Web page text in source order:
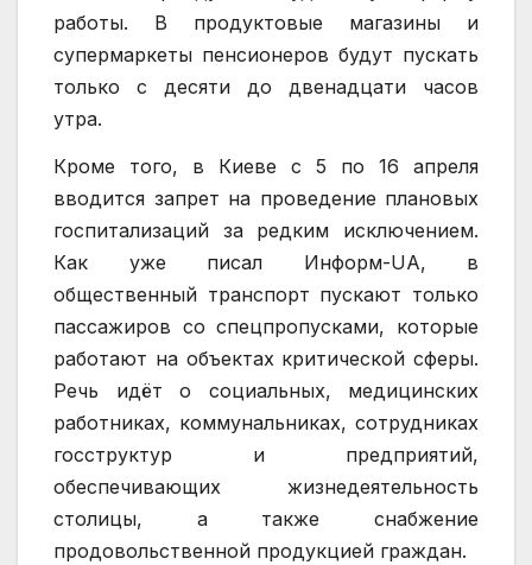
работы. В продуктовые магазины и
супермаркеты пенсионеров будут пускать
только с десяти до двенадцати часов
утра.
Кроме того, в Киеве с 5 по 16 апреля
вводится запрет на проведение плановых
госпитализаций за редким исключением.
Как уже писал Информ-UA, в
общественный транспорт пускают только
пассажиров со спецпропусками, которые
работают на объектах критической сферы.
Речь идёт о социальных, медицинских
работниках, коммунальниках, сотрудниках
госструктур и предприятий,
обеспечивающих жизнедеятельность
столицы, а также снабжение
продовольственной продукцией граждан.